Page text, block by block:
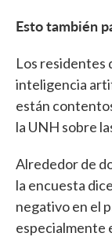
Esto también
Los residentes
inteligencia
están
la UNH sobre
Alrededor de
la encuesta
negativo en el
especialmente